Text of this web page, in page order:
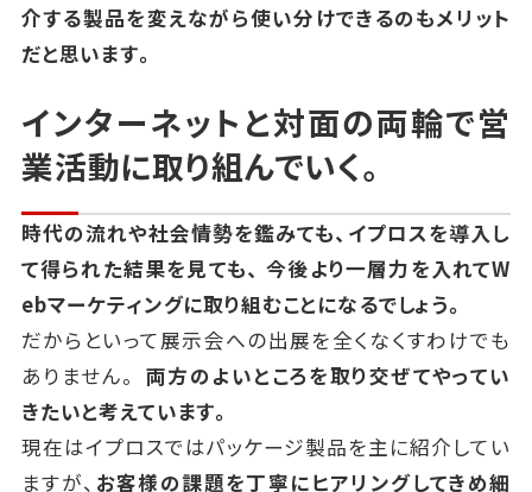
介する製品を変えながら使い分けできるのもメリット
だと思います。
インターネットと対面の両輪で営
業活動に取り組んでいく。
時代の流れや社会情勢を鑑みても、イプロスを導入し
て得られた結果を見ても、今後より一層力を入れてW
ebマーケティングに取り組むことになるでしょう。
だからといって展示会への出展を全くなくすわけでも
ありません。 両方のよいところを取り交ぜてやってい
きたいと考えています。
現在はイプロスではパッケージ製品を主に紹介してい
ますが、 お客様の課題を丁寧にヒアリングしてきめ細